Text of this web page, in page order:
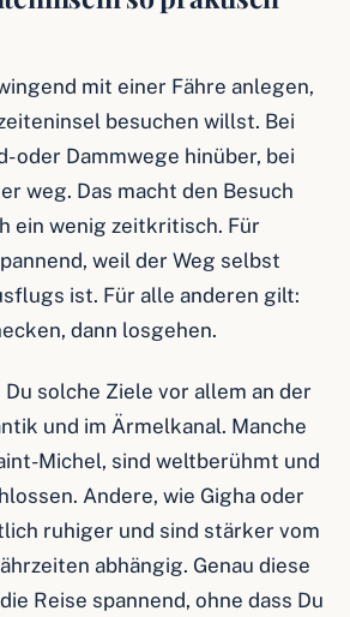
mit einer Fähre anlegen,
besuchen willst. Bei
oder Dammwege hinüber, bei
weg. Das macht den Besuch
ein wenig zeitkritisch. Für
weil der Weg selbst
ist. Für alle anderen gilt:
dann losgehen.
solche Ziele vor allem an der
und im Ärmelkanal. Manche
Michel, sind weltberühmt und
Andere, wie Gigha oder
ruhiger und sind stärker vom
abhängig. Genau diese
Reise spannend, ohne dass Du